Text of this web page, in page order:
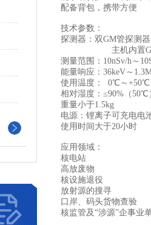
配备背包，携带方便
技术参数：
探测器：双GM管探测
主机内置GM
测量范围：10nSv/h～
能量响应：36keV～
使用温度： 0℃～
相对湿度：≤90%（50℃
重量小于1.5kg
电源：锂离子可充电电
使用时间大于20小时
应用领域：
核电站
高放废物
核设施退役
放射源的搜寻
口岸、码头货物查验
核监管及“涉源”企事业